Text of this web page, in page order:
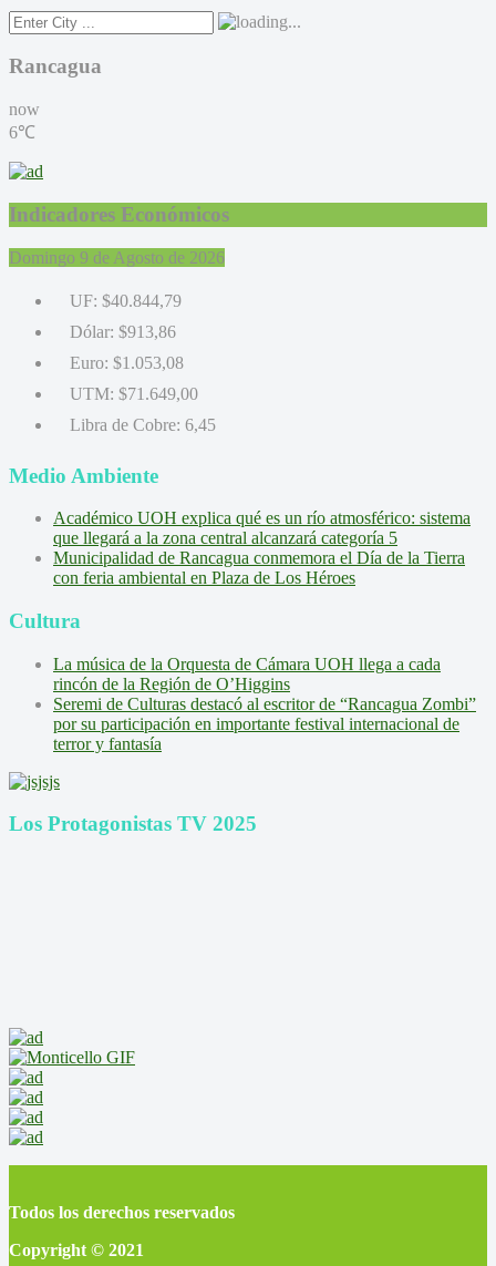
Rancagua
now
6℃
Indicadores Económicos
Domingo 9 de Agosto de 2026
UF: $40.844,79
Dólar: $913,86
Euro: $1.053,08
UTM: $71.649,00
Libra de Cobre: 6,45
Medio Ambiente
Académico UOH explica qué es un río atmosférico: sistema
que llegará a la zona central alcanzará categoría 5
Municipalidad de Rancagua conmemora el Día de la Tierra
con feria ambiental en Plaza de Los Héroes
Cultura
La música de la Orquesta de Cámara UOH llega a cada
rincón de la Región de O’Higgins
Seremi de Culturas destacó al escritor de “Rancagua Zombi”
por su participación en importante festival internacional de
terror y fantasía
Los Protagonistas TV 2025
Todos los derechos reservados
Copyright © 2021